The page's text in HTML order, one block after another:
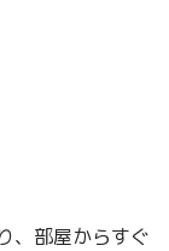
、部屋からすぐ